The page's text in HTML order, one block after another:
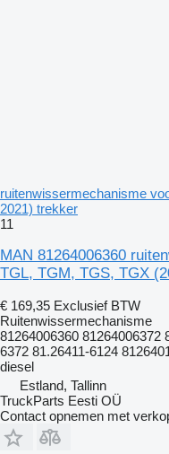
ruitenwissermechanisme
2021) trekker
11
MAN 81264006360
TGL, TGM, TGS, TGX
€ 169,35 Exclusief BTW
Ruitenwissermechanisme
81264006360 81264006372
6372 81.26411-6124
diesel
Estland, Tallinn
TruckParts Eesti OÜ
Contact opnemen met